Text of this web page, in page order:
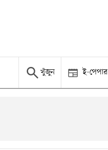
খুঁজুন ই-পেপার